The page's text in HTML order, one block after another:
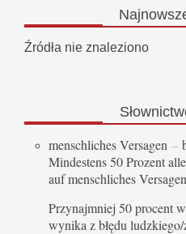
Źródła nie znaleziono
menschliches Versagen –
Mindestens 50 Prozent
auf menschliches
Przynajmniej 50 procent
wynika z błędu